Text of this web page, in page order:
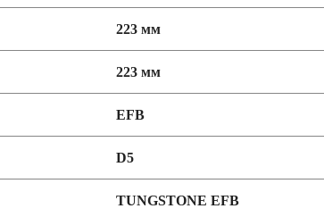
223 мм
223 мм
EFB
D5
TUNGSTONE EFB